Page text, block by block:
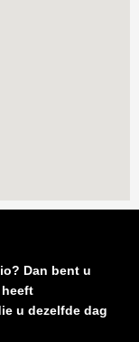
Dan bent u
u dezelfde dag